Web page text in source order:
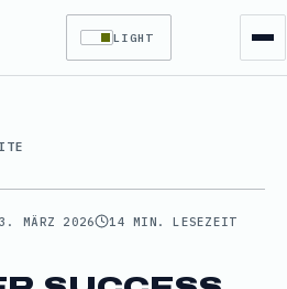
LIGHT
3. MÄRZ 2026 14 MIN. LESEZEIT